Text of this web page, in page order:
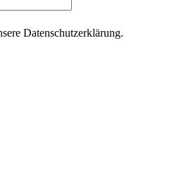
Datenschutzerklärung.